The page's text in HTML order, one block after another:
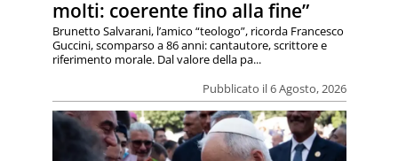
molti: coerente fino alla fine”
Pubblicato il 6 Agosto, 2026
Brunetto Salvarani, l’amico “teologo”, ricorda Francesco
Guccini, scomparso a 86 anni: cantautore, scrittore e
riferimento morale. Dal valore della pa...